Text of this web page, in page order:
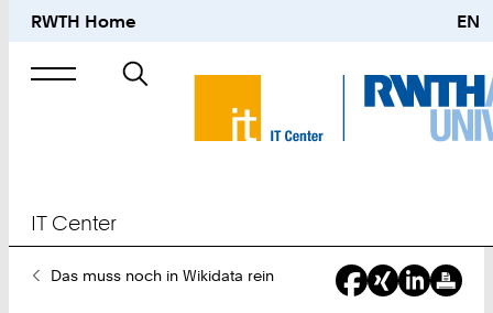
RWTH Home EN
Suche
nach
IT Center
SieDas muss noch in Wikidata rein